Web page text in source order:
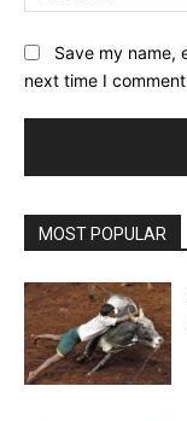
Save my name,
next time I
MOST POPULAR